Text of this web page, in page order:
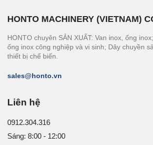
HONTO MACHINERY (VIETNAM)
HONTO chuyên SẢN XUẤT: Van inox, ống
ống inox công nghiệp và vi sinh; Dây chuyền
thiết bị chế biến.
sales@honto.vn
Liên hệ
0912.304.316
Sáng: 8:00 - 12:00